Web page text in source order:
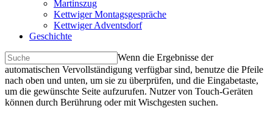
Martinszug
Kettwiger Montagsgespräche
Kettwiger Adventsdorf
Geschichte
Wenn die Ergebnisse der
automatischen Vervollständigung verfügbar sind, benutze die Pfeile
nach oben und unten, um sie zu überprüfen, und die Eingabetaste,
um die gewünschte Seite aufzurufen. Nutzer von Touch-Geräten
können durch Berührung oder mit Wischgesten suchen.